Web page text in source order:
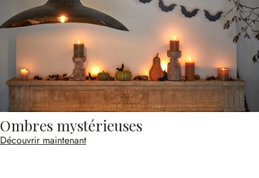
Ombres mystérieuses
Découvrir maintenant